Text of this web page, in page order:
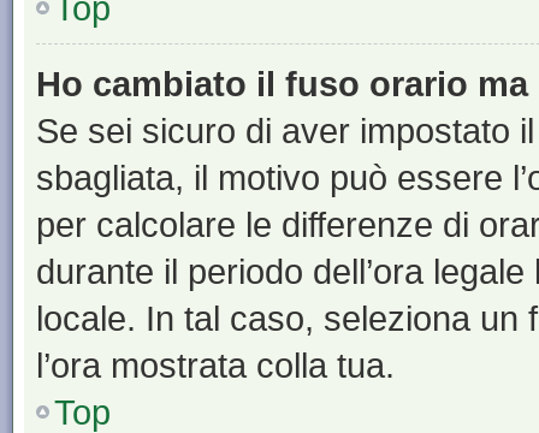
Ho cambiato il fuso orario ma
Se sei sicuro di aver impostato
sbagliata, il motivo può essere
per calcolare le differenze di
durante il periodo dell’ora
locale. In tal caso, seleziona
l’ora mostrata colla tua.
Top